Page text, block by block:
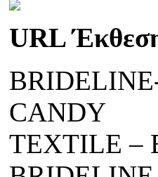
URL
CANDY
TEXTILE –